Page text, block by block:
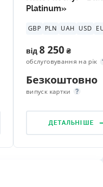
Platinum»
GBP PLN UAH USD
від 8 250 ₴
обслуговування на рік
Безкоштовно
випуск картки
ДЕТАЛЬНІШЕ